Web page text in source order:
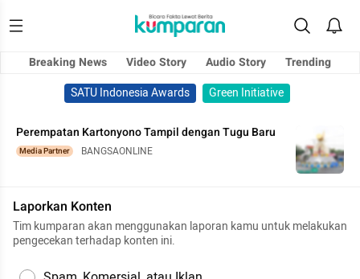
Breaking News Video Story Audio Story
Trending
SATU Indonesia Awards
Green Initiative
Perempatan Kartonyono Tampil dengan Tugu Baru
Media Partner BANGSAONLINE
Laporkan Konten
Tim kumparan akan menggunakan laporan kamu untuk melakukan
pengecekan terhadap konten ini.